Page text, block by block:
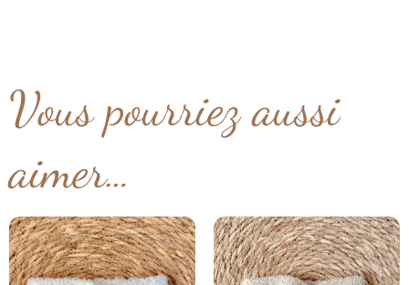
Vous pourriez aussi
aimer…